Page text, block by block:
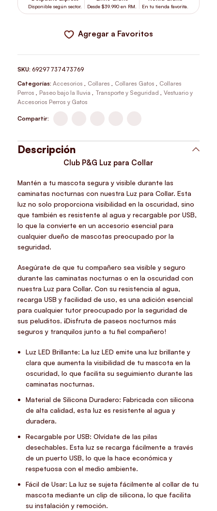
Disponible según sector. Desde $39.990 en RM. En tu tienda favorita.
Agregar a Favoritos
SKU:69297737473769
Categorías: Accesorios Collares Collares Gatos
Collares
Perros
Paseo bajo la lluvia Transporte y Seguridad
Vestuario y
Accesorios Perros y Gatos
Compartir:
Descripción
Club P&G Luz para Collar
Mantén a tu mascota segura y visible durante las
caminatas nocturnas con nuestra Luz para Collar. Esta
luz no solo proporciona visibilidad en la oscuridad, sino
que también es resistente al agua y recargable por USB,
lo que la convierte en un accesorio esencial para
cualquier dueño de mascotas preocupado por la
seguridad.
Asegúrate de que tu compañero sea visible y seguro
durante las caminatas nocturnas o en la oscuridad con
nuestra Luz para Collar. Con su resistencia al agua,
recarga USB y facilidad de uso, es una adición esencial
para cualquier tutor preocupado por la seguridad de
sus peluditos. ¡Disfruta de paseos nocturnos más
seguros y tranquilos junto a tu fiel compañero!
Luz LED Brillante: La luz LED emite una luz brillante y
clara que aumenta la visibilidad de tu mascota en la
oscuridad, lo que facilita su seguimiento durante las
caminatas nocturnas.
Material de Silicona Duradero: Fabricada con silicona
de alta calidad, esta luz es resistente al agua y
duradera.
Recargable por USB: Olvídate de las pilas
desechables. Esta luz se recarga fácilmente a través
de un puerto USB, lo que la hace económica y
respetuosa con el medio ambiente.
Fácil de Usar: La luz se sujeta fácilmente al collar de tu
mascota mediante un clip de silicona, lo que facilita
su instalación y remoción.